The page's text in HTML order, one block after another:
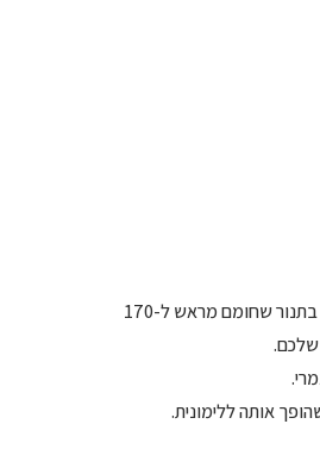
– מעבירים לתבנית אינגליש קייק משומנת היטב, עדיף עם נייר אפייה בתחתית, ואופים במשך 50-60 דקות בתנור שחומם מראש ל-170
אותה ללימונית.